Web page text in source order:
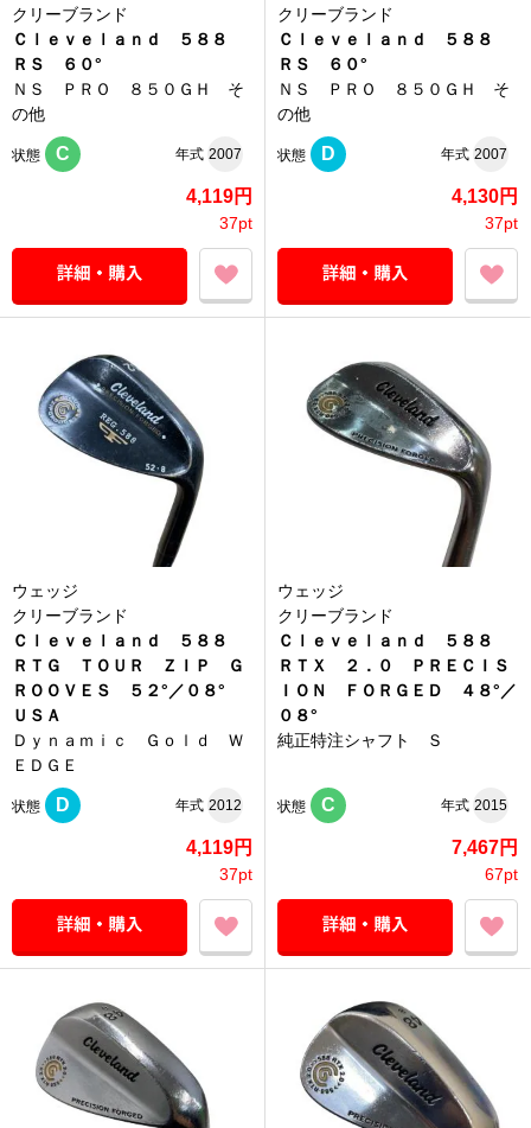
クリーブランド
Ｃｌｅｖｅｌａｎｄ ５８８
ＲＳ ６０°
ＮＳ ＰＲＯ ８５０ＧＨ そ
の他
状態 C 年式 2007
4,119円
37pt
クリーブランド
Ｃｌｅｖｅｌａｎｄ ５８８
ＲＳ ６０°
ＮＳ ＰＲＯ ８５０ＧＨ そ
の他
状態 D 年式 2007
4,130円
37pt
ウェッジ
クリーブランド
Ｃｌｅｖｅｌａｎｄ ５８８
ＲＴＧ ＴＯＵＲ ＺＩＰ Ｇ
ＲＯＯＶＥＳ ５２°／０８°
ＵＳＡ
Ｄｙｎａｍｉｃ Ｇｏｌｄ Ｗ
ＥＤＧＥ
状態 D 年式 2012
4,119円
37pt
ウェッジ
クリーブランド
Ｃｌｅｖｅｌａｎｄ ５８８
ＲＴＸ ２．０ ＰＲＥＣＩＳ
ＩＯＮ ＦＯＲＧＥＤ ４８°／
０８°
純正特注シャフト Ｓ
状態 C 年式 2015
7,467円
67pt